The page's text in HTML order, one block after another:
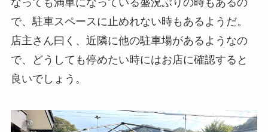
で、駐車スペースに止めれない時もあるようだ。
店主さん曰く、近隣に他の駐車場があるようなの
で、どうしても停めたい時にはお店に確認すると
良いでしょう。